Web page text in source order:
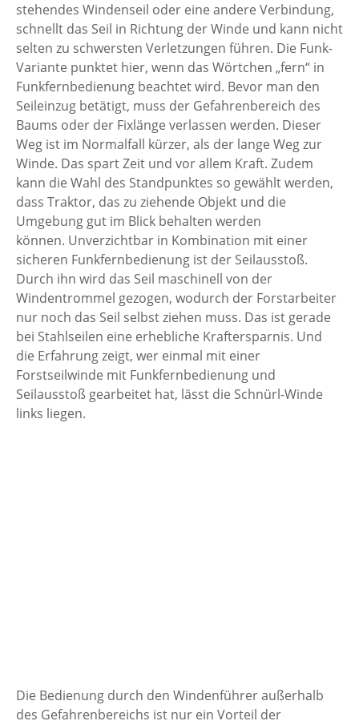
stehendes Windenseil oder eine andere Verbindung,
schnellt das Seil in Richtung der Winde und kann nicht
selten zu schwersten Verletzungen führen. Die Funk-
Variante punktet hier, wenn das Wörtchen „fern“ in
Funkfernbedienung beachtet wird. Bevor man den
Seileinzug betätigt, muss der Gefahrenbereich des
Baums oder der Fixlänge verlassen werden. Dieser
Weg ist im Normalfall kürzer, als der lange Weg zur
Winde. Das spart Zeit und vor allem Kraft. Zudem
kann die Wahl des Standpunktes so gewählt werden,
dass Traktor, das zu ziehende Objekt und die
Umgebung gut im Blick behalten werden
können. Unverzichtbar in Kombination mit einer
sicheren Funkfernbedienung ist der Seilausstoß.
Durch ihn wird das Seil maschinell von der
Windentrommel gezogen, wodurch der Forstarbeiter
nur noch das Seil selbst ziehen muss. Das ist gerade
bei Stahlseilen eine erhebliche Kraftersparnis. Und
die Erfahrung zeigt, wer einmal mit einer
Forstseilwinde mit Funkfernbedienung und
Seilausstoß gearbeitet hat, lässt die Schnürl-Winde
links liegen.
Die Bedienung durch den Windenführer außerhalb
des Gefahrenbereichs ist nur ein Vorteil der